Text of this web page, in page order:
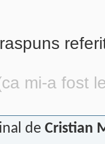
mi-a fost
de Cristian